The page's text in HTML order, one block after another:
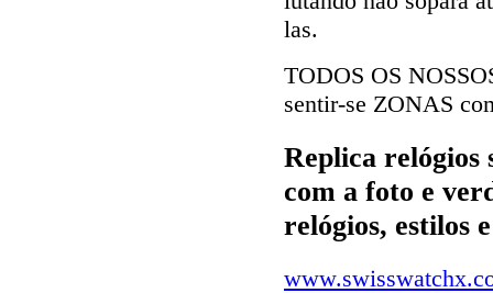
las.
TODOS OS
sentir-se ZONAS
Replica relógios
com a foto e
relógios, estilos